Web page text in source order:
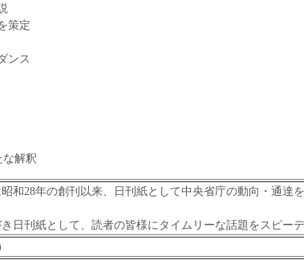
策定
ンス
解釈
和28年の創刊以来、日刊紙として中央省庁の動向・通達
日刊紙として、読者の皆様にタイムリーな話題をスピー